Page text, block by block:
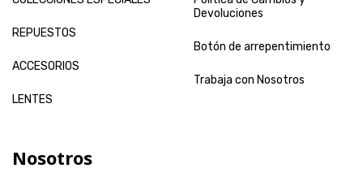
REPUESTOS
ACCESORIOS
LENTES
Devoluciones
Botón de arrepentimiento
Trabaja con Nosotros
Nosotros